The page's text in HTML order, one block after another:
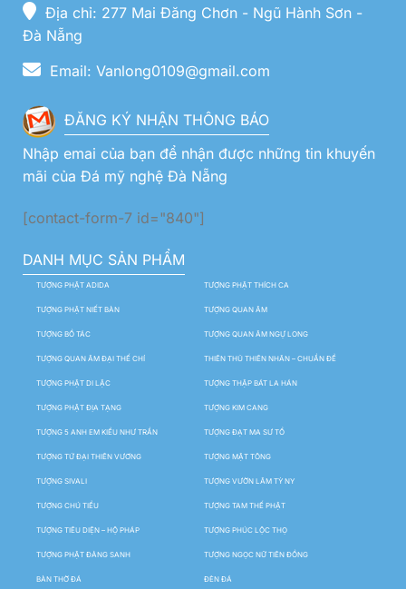
Địa chỉ: 277 Mai Đăng Chơn - Ngũ Hành Sơn -
Đà Nẵng
Email: Vanlong0109@gmail.com
ĐĂNG KÝ NHẬN THÔNG BÁO
Nhập emai của bạn để nhận được những tin khuyến
mãi của Đá mỹ nghệ Đà Nẵng
[contact-form-7 id="840"]
DANH MỤC SẢN PHẨM
TƯỢNG PHẬT ADIDA TƯỢNG PHẬT THÍCH CA
TƯỢNG PHẬT NIẾT BÀN TƯỢNG QUAN ÂM
TƯỢNG BỒ TÁC TƯỢNG QUAN ÂM NGỰ LONG
TƯỢNG QUAN ÂM ĐẠI THẾ CHÍ THIÊN THỦ THIÊN NHÃN – CHUẨN ĐỀ
TƯỢNG PHẬT DI LẶC TƯỢNG THẬP BÁT LA HÁN
TƯỢNG PHẬT ĐỊA TẠNG TƯỢNG KIM CANG
TƯỢNG 5 ANH EM KIỀU NHƯ TRẦN TƯỢNG ĐẠT MA SƯ TỔ
TƯỢNG TỨ ĐẠI THIÊN VƯƠNG TƯỢNG MẬT TÔNG
TƯỢNG SIVALI TƯỢNG VƯỜN LÂM TỲ NY
TƯỢNG CHÚ TIỂU TƯỢNG TAM THẾ PHẬT
TƯỢNG TIÊU DIỆN – HỘ PHÁP TƯỢNG PHÚC LỘC THỌ
TƯỢNG PHẬT ĐẢNG SANH TƯỢNG NGỌC NỮ TIÊN ĐỒNG
BÀN THỜ ĐÁ ĐÈN ĐÁ